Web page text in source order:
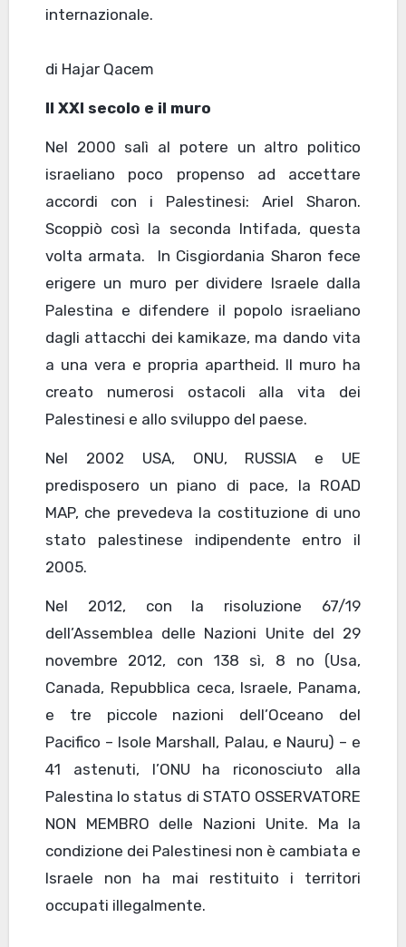
internazionale.
di Hajar Qacem
Il XXI secolo e il muro
Nel 2000 salì al potere un altro politico
israeliano poco propenso ad accettare
accordi con i Palestinesi: Ariel Sharon.
Scoppiò così la seconda Intifada, questa
volta armata. In Cisgiordania Sharon fece
erigere un muro per dividere Israele dalla
Palestina e difendere il popolo israeliano
dagli attacchi dei kamikaze, ma dando vita
a una vera e propria apartheid. Il muro ha
creato numerosi ostacoli alla vita dei
Palestinesi e allo sviluppo del paese.
Nel 2002 USA, ONU, RUSSIA e UE
predisposero un piano di pace, la ROAD
MAP, che prevedeva la costituzione di uno
stato palestinese indipendente entro il
2005.
Nel 2012, con la risoluzione 67/19
dell’Assemblea delle Nazioni Unite del 29
novembre 2012, con 138 sì, 8 no (Usa,
Canada, Repubblica ceca, Israele, Panama,
e tre piccole nazioni dell’Oceano del
Pacifico – Isole Marshall, Palau, e Nauru) – e
41 astenuti, l’ONU ha riconosciuto alla
Palestina lo status di STATO OSSERVATORE
NON MEMBRO delle Nazioni Unite. Ma la
condizione dei Palestinesi non è cambiata e
Israele non ha mai restituito i territori
occupati illegalmente.